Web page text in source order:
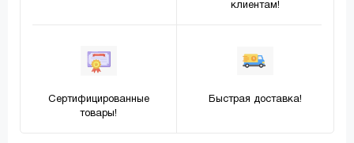
клиентам!
Сертифицированные
товары!
Быстрая доставка!